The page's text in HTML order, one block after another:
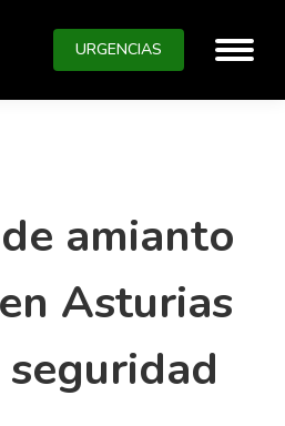
URGENCIAS
amianto
Asturias